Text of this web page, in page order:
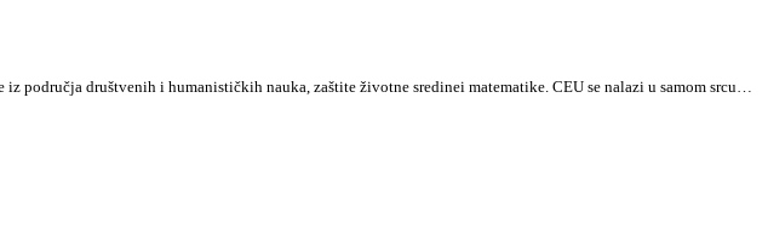
područja društvenih i humanističkih nauka, zaštite životne sredinei matematike. CEU se nalazi u samom srcu…